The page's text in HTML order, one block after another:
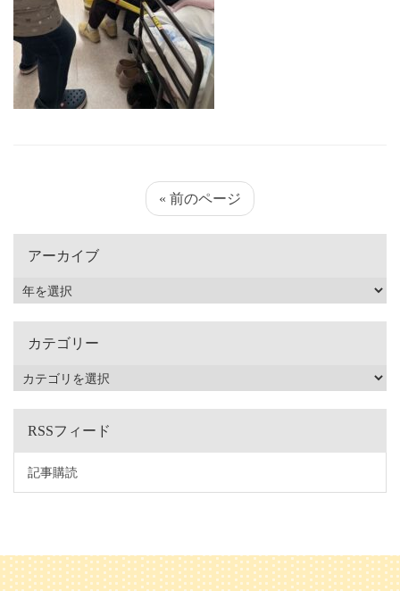
« 前のページ
アーカイブ
カテゴリー
RSSフィード
記事購読